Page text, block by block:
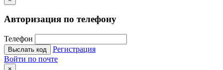
Авторизация по телефону
Телефон
Выслать код
Регистрация
Войти по почте